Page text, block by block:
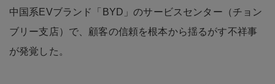
中国系EVブランド「BYD」のサービスセンター（チョン
ブリー支店）で、顧客の信頼を根本から揺るがす不祥事
が発覚した。